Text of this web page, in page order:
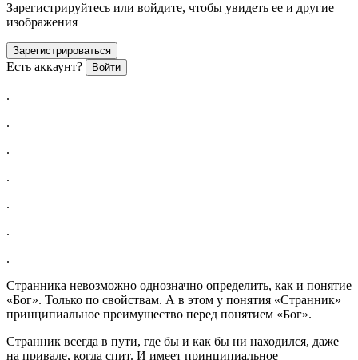
Зарегистрируйтесь или войдите, чтобы увидеть ее и другие
изображения
Зарегистрироваться
Есть аккаунт? Войти
.
.
.
.
.
.
.
Странника невозможно однозначно определить, как и понятие
«Бог». Только по свойствам. А в этом у понятия «Странник»
принципиальное преимущество перед понятием «Бог».
Странник всегда в пути, где бы и как бы ни находился, даже
на привале, когда спит. И имеет принципиальное